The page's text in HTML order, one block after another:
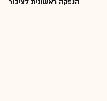
הנפקה ראשונית לציבור